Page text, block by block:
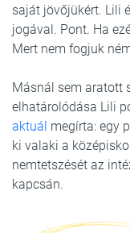
saját jövőjükért. Lili
jogával. Pont. Ha
Mert nem fogjuk
Másnál sem aratott
elhatárolódása Lili
aktuál megírta: egy
ki valaki a
nemtetszését az
kapcsán.